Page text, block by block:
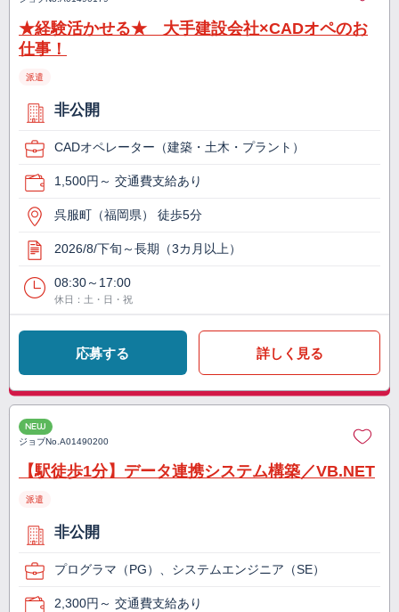
★経験活かせる★ 大手建設会社×CADオペのお
仕事！
派遣
非公開
CADオペレーター（建築・土木・プラント）
1,500円～ 交通費支給あり
呉服町（福岡県） 徒歩5分
2026/8/下旬～長期（3カ月以上）
08:30～17:00
休日：土・日・祝
応募する 詳しく見る
NEW
ジョブNo.A01490200
【駅徒歩1分】データ連携システム構築／VB.NET
派遣
非公開
プログラマ（PG）、システムエンジニア（SE）
2,300円～ 交通費支給あり